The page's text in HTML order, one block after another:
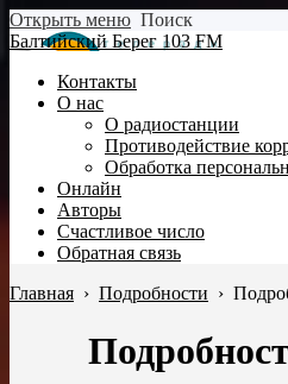
Открыть меню Поиск
Балтийский Берег 103 FM
Контакты
О нас
О радиостанции
Противодействие
Обработка
Онлайн
Авторы
Счастливое число
Обратная связь
Главная › Подробности ›